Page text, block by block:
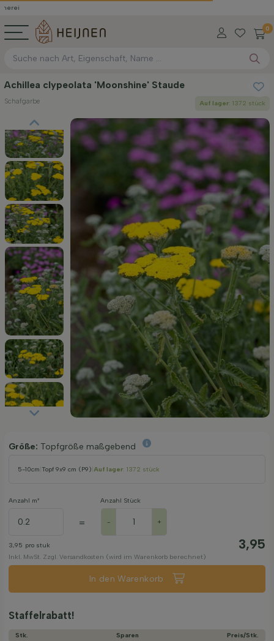
0
Achillea clypeolata 'Moonshine' Staude
Schafgarbe Auf lager: 1372 stück
Größe: Topfgröße maßgebend
5-10cm Topf 9x9 cm (P9) Auf lager: 1372 stück
Anzahl m²
=
Anzahl Stück
- +
3,95 pro stuk 3,95
Inkl. MwSt. Zzgl. Versandkosten (wird im Warenkorb berechnet)
In den Warenkorb
Staffelrabatt!
Stk. Sparen
Preis/­Stk.